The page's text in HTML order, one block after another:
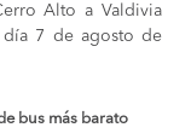
Alto a Valdivia
día 7 de agosto de
bus más barato